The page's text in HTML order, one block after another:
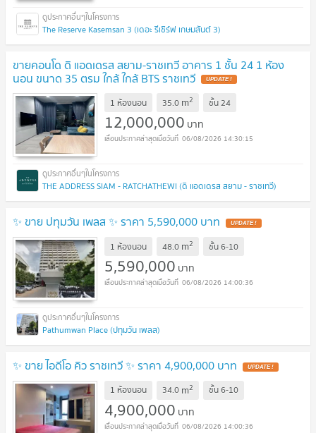
The Reserve Kasemsan 3 (เดอะ รีเซิร์ฟ เกษมสันต์ 3)
ขายคอนโด ดิ แอดเดรส สยาม-ราชเทวี อาคาร 1 ชั้น 24 1 ห้อง
นอน ขนาด 35 ตรม ใกล้ ใกล้ BTS ราชเทวี UPDATE !
1 ห้องนอน 35.0 m2 ชั้น24
12,000,000 บาท
06/08/2026 14:30:15
THE ADDRESS SIAM - RATCHATHEWI (ดิ แอดเดรส สยาม - ราชเทวี)
✨ ขาย ปทุมวัน เพลส ✨ ราคา 5,590,000 บาท UPDATE !
1 ห้องนอน 48.0 m2 ชั้น6-10
5,590,000 บาท
06/08/2026 14:00:36
Pathumwan Place (ปทุมวัน เพลส)
✨ ขาย ไอดีโอ คิว ราชเทวี ✨ ราคา 4,900,000 บาท UPDATE !
1 ห้องนอน 34.0 m2 ชั้น6-10
4,900,000 บาท
06/08/2026 14:00:36